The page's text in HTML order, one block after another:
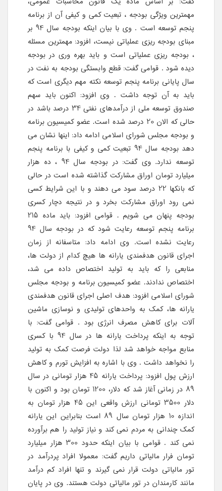
مهمترین ویژگی بودجه ، تبعیت کمی و کیفی آن از برنامه
پنجم توسعه است . وی با بیان اینکه بودجه سال 94 بر
مبنای بودجه ریزی عملیاتی نیست، افزود: مهمترین مسئله
، بودجه ریزی عملیاتی است و باید بهره وری در بودجه
دیده شود . قوامی گفت: قطع وابستگی بودجه به نفت در
سال پایانی برنامه پنجم توسعه نکته مهم دیگری است که
باید به آن توجه داشت . وی افزود: اکنون باید سهم
صندوق توسعه ملی از درآمدهای نفتی 34 درصد باشد در
حالی که الان 20 درصد شده است. عضو کمیسیون برنامه
و بودجه مجلس شورای اسلامی ادامه داد: اینها نشان می
دهد بودجه سال 94 تبعیت کمی و کیفی با برنامه پنجم
توسعه ندارد. وی گفت: در بودجه سال 94 ، ده هزار
میلیارد تومان اوراق مشارکت گذاشته شده است در حالی
که بانکها 22 درصد سود می دهند و با این شرایط کسی
نمی رود اوراق مشارکت بخرد و در نتیجه دچار کسری
بودجه پنهان می شویم . قوامی افزود: باید ماده 215
برنامه پنجم توسعه رعایت شود که در بودجه سال 94
رعایت نشده است. وی ادامه داد: متاسفانه از زمان
اجرای قانون هدفمندی یارانه ها هیچ کدام از دولت ها،
منابعی را که باید به تولید اختصاص داده می شد،
اختصاص ندادند. عضو کمیسیون برنامه و بودجه مجلس
شورای اسلامی افزود: هدف اصلی اجرای قانون هدفمندی
یارانه ها، کمک به واحدهای تولیدی و نوسازی ماشین
آلات برای کاهش مصرف انرژی بود . قوامی گفت: با
توجه به اینکه پرداخت یارانه ها در سال 94 با کسری
منابع مواجه خواهد شد لذا دولت فرصت کمک به تولید
را نخواهد داشت . وی با اشاره به افزایش تورم و کاهش
ارزش پول افزود: پرداخت یارانه 45 هزار تومانی در سال
89 در زمانی آغاز شد که دلار، 1200 تومان بود و اکنون با
دلار 3500 تومانی ارزش واقعی این 45 هزار تومان به
اندازه 10 هزار تومان سال 89 است بنابراین این یارانه
کمک چندانی به مردم نمی کند و نیاز تولید را هم برآورده
نمی کند . قوامی با بیان اینکه حدود 300 هزار میلیارد
تومان فرار مالیاتی داریم گفت: معمولا افراد پردرآمد در
تور مالیاتی دولت قرار نمی گیرند و تنها افراد کم درآمد
مانند کارمندان در تور مالیاتی دولت هستند. وی در پایان